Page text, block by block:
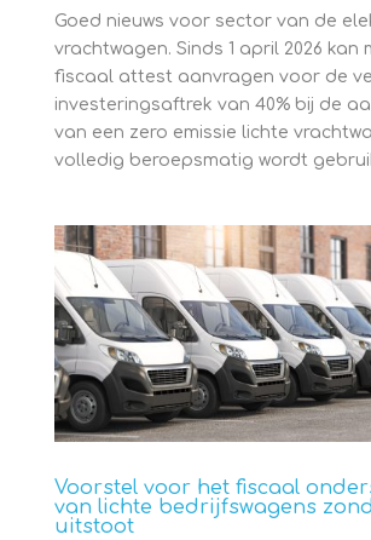
Goed nieuws voor sector van de
vrachtwagen. Sinds 1 april 2026 kan
fiscaal attest aanvragen voor de
investeringsaftrek van 40% bij de
van een zero emissie lichte
volledig beroepsmatig wordt
Voorstel voor het fiscaal
van lichte bedrijfswagens
uitstoot